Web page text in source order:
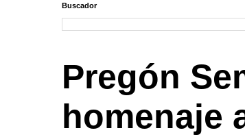
Buscador
Pregón
homenaje